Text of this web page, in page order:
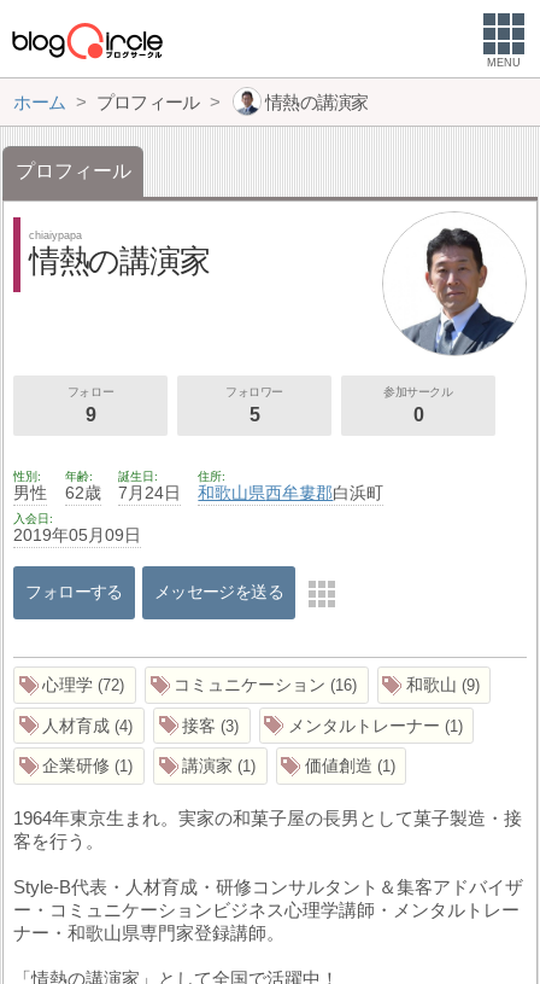
MENU
ホーム プロフィール 情熱の講演家
プロフィール
chiaiypapa
情熱の講演家
フォロー
9
フォロワー
5
参加サークル
0
性別
男性
年齢
62歳
誕生日
7月24日
住所
和歌山県西牟婁郡白浜町
入会日
2019年05月09日
フォローする メッセージを送る
心理学 72 コミュニケーション 16 和歌山 9
人材育成 4 接客 3 メンタルトレーナー 1
企業研修 1 講演家 1 価値創造 1
1964年東京生まれ。実家の和菓子屋の長男として菓子製造・接
客を行う。
Style-B代表・人材育成・研修コンサルタント＆集客アドバイザ
ー・コミュニケーションビジネス心理学講師・メンタルトレー
ナー・和歌山県専門家登録講師。
「情熱の講演家」として全国で活躍中！